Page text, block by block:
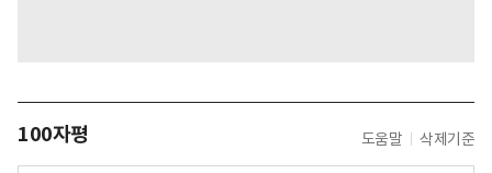
100자평 도움말 삭제기준